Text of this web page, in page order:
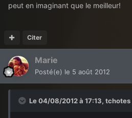
peut en imaginant que le meilleur!
Citer
Marie
Posté(e) le 5 août 2012
Le 04/08/2012 à 17:13, tchotes